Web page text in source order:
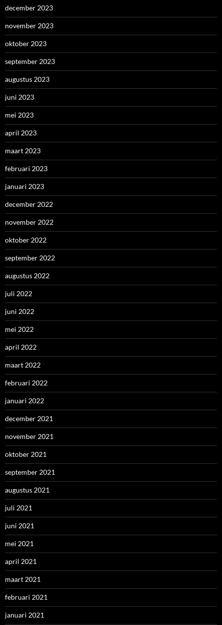
december 2023
november 2023
oktober 2023
september 2023
augustus 2023
juni 2023
mei 2023
april 2023
maart 2023
februari 2023
januari 2023
december 2022
november 2022
oktober 2022
september 2022
augustus 2022
juli 2022
juni 2022
mei 2022
april 2022
maart 2022
februari 2022
januari 2022
december 2021
november 2021
oktober 2021
september 2021
augustus 2021
juli 2021
juni 2021
mei 2021
april 2021
maart 2021
februari 2021
januari 2021